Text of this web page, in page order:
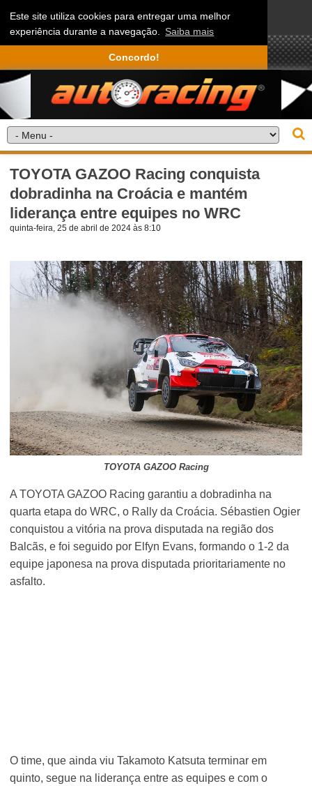
Este site utiliza cookies para entregar uma melhor
experiência durante a navegação. Saiba mais
Concordo!
TOYOTA GAZOO Racing conquista
dobradinha na Croácia e mantém
liderança entre equipes no WRC
quinta-feira, 25 de abril de 2024 às 8:10
TOYOTA GAZOO Racing
A TOYOTA GAZOO Racing garantiu a dobradinha na
quarta etapa do WRC, o Rally da Croácia. Sébastien Ogier
conquistou a vitória na prova disputada na região dos
Balcãs, e foi seguido por Elfyn Evans, formando o 1-2 da
equipe japonesa na prova disputada prioritariamente no
asfalto.
O time, que ainda viu Takamoto Katsuta terminar em
quinto, segue na liderança entre as equipes e com o